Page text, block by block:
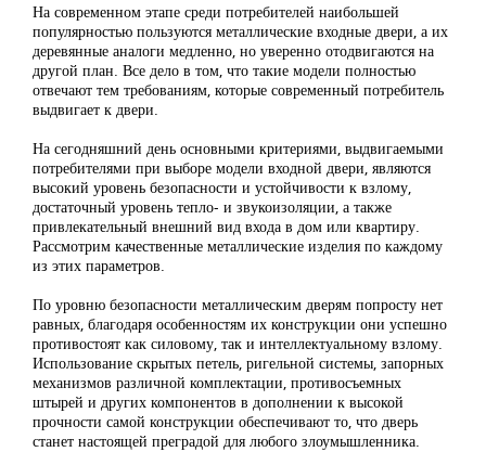
На современном этапе среди потребителей наибольшей
популярностью пользуются металлические входные двери, а их
деревянные аналоги медленно, но уверенно отодвигаются на
другой план. Все дело в том, что такие модели полностью
отвечают тем требованиям, которые современный потребитель
выдвигает к двери.
На сегодняшний день основными критериями, выдвигаемыми
потребителями при выборе модели входной двери, являются
высокий уровень безопасности и устойчивости к взлому,
достаточный уровень тепло- и звукоизоляции, а также
привлекательный внешний вид входа в дом или квартиру.
Рассмотрим качественные металлические изделия по каждому
из этих параметров.
По уровню безопасности металлическим дверям попросту нет
равных, благодаря особенностям их конструкции они успешно
противостоят как силовому, так и интеллектуальному взлому.
Использование скрытых петель, ригельной системы, запорных
механизмов различной комплектации, противосъемных
штырей и других компонентов в дополнении к высокой
прочности самой конструкции обеспечивают то, что дверь
станет настоящей преградой для любого злоумышленника.